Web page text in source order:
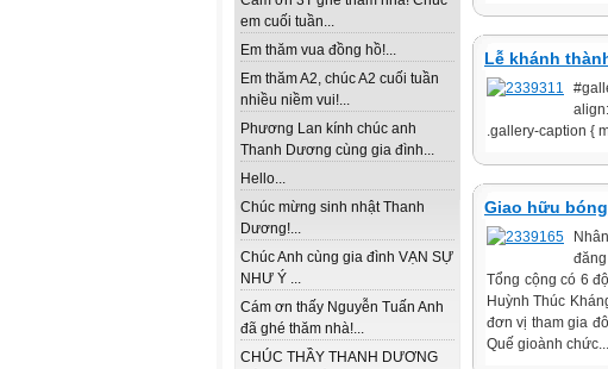
em cuối tuần...
Em thăm vua đồng hồ!...
Em thăm A2, chúc A2 cuối tuần
nhiều niềm vui!...
Phương Lan kính chúc anh
Thanh Dương cùng gia đình...
Hello...
Chúc mừng sinh nhật Thanh
Dương!...
Chúc Anh cùng gia đình VẠN SỰ
NHƯ Ý ...
Cám ơn thấy Nguyễn Tuấn Anh
đã ghé thăm nhà!...
CHÚC THẦY THANH DƯƠNG
Lễ khánh
.gallery-caption {
Giao hữu
Tổng cộng có 6
Huỳnh Thúc
đơn vị tham gia
Quế gioành chức...